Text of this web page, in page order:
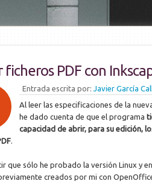
ficheros PDF con
Entrada escrita por: Javier García
Al leer las especificaciones de la
he dado cuenta de que el programa
capacidad de abrir, para su edición,
.
que sólo he probado la versión Linux y en
creados por mi con